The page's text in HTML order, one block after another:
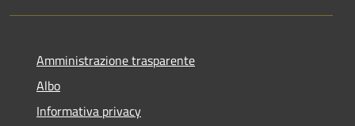
Amministrazione trasparente
Albo
Informativa privacy